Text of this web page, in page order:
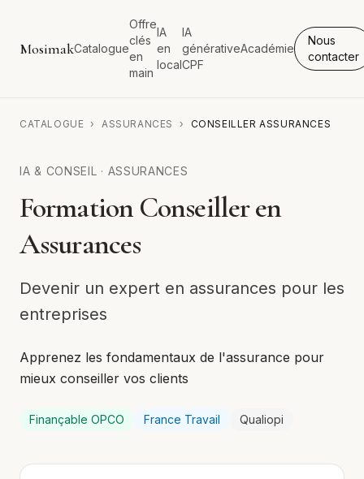
MosimakCatalogue
Offre
clés
en
main
IA
en
local
IA
générative
CPF
Académie
Nous
contacter
CATALOGUE › ASSURANCES › CONSEILLER ASSURANCES
IA & CONSEIL · ASSURANCES
Formation Conseiller en
Assurances
Devenir un expert en assurances pour les
entreprises
Apprenez les fondamentaux de l'assurance pour
mieux conseiller vos clients
Finançable OPCO France Travail Qualiopi